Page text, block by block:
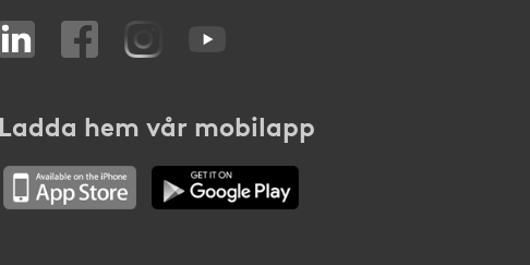
Ladda hem vår mobilapp